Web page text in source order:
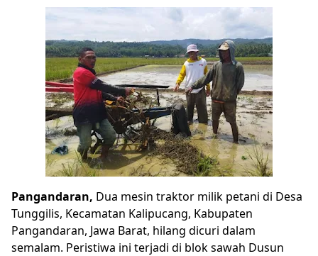
Pangandaran, Dua mesin traktor milik petani di Desa
Tunggilis, Kecamatan Kalipucang, Kabupaten
Pangandaran, Jawa Barat, hilang dicuri dalam
semalam. Peristiwa ini terjadi di blok sawah Dusun